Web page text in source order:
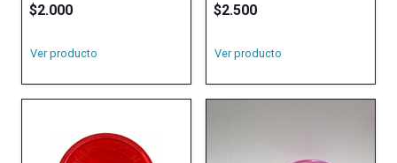
$2.000
Ver producto
$2.500
Ver producto